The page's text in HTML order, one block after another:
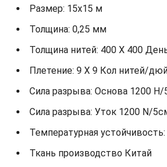
Размер: 15х15 м
Толщина: 0,25 мм
Толщина нитей: 400 X 400
Плетение: 9 X 9 Кол нитей/
Сила разрыва: Основа 1200
Сила разрыва: Уток 1200 N/
Температурная
Ткань производство Китай